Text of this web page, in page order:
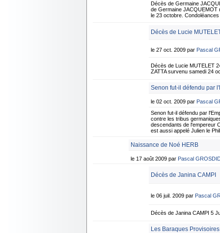
Décès de Germaine
de Germaine JACQUEMOT
le 23 octobre.
Décès de Lucie
le 27 oct. 2009 par Pascal
Décès de Lucie MUTELET
ZATTA survenu samedi 24
Senon fut-il défendu par
le 02 oct. 2009 par Pascal
Senon fut-il défendu par
contre les tribus
descendants de l'empereur
est aussi appelé Julien le
Naissance de Noé HERB
le 17 août 2009 par Pascal
Décès de Janina CAMPI
le 06 juil. 2009 par Pascal
Décès de Janina CAMPI 5
Les Baraques Provisoires